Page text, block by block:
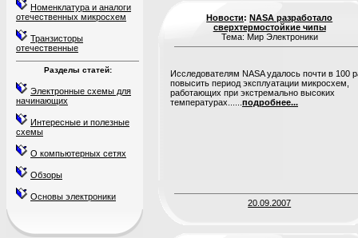
Номенклатура и аналоги
отечественных микросхем
Транзисторы
отечественные
Разделы статей:
Электронные схемы для
начинающих
Интересные и полезные
схемы
О компьютерных сетях
Обзоры
Основы электроники
Новости:NASA разработало
сверхтермостойкие чипы
Тема: Мир Электроники
Исследователям NASA удалось почти в 100
повысить период эксплуатации микросхем,
работающих при экстремально высоких
температурах...... подробнее...
20.09.2007